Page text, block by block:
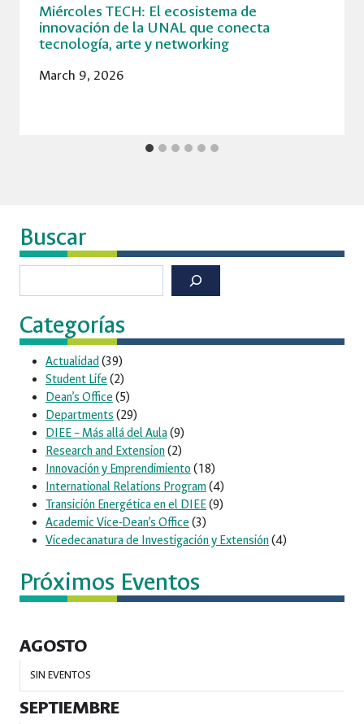
Miércoles TECH: El ecosistema de
innovación de la UNAL que conecta
tecnología, arte y networking
March 9, 2026
Buscar
Categorías
Actualidad(39)
Student Life (2)
Dean’s Office (5)
Departments (29)
DIEE – Más allá del Aula(9)
Research and Extension(2)
Innovación y Emprendimiento (18)
International Relations Program(4)
Transición Energética en el DIEE(9)
Academic Vice-Dean’s Office (3)
Vicedecanatura de Investigación y Extensión(4)
Próximos Eventos
AGOSTO
SIN EVENTOS
SEPTIEMBRE